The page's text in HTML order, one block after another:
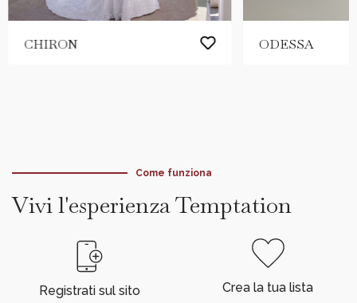
CHIRON ODESSA
Come funziona
Vivi l'esperienza Temptation
Registrati sul sito Crea la tua lista